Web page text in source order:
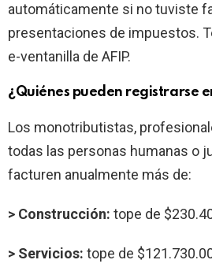
automáticamente si no tuviste
presentaciones de impuestos.
e-ventanilla de AFIP.
¿Quiénes pueden registrarse
Los monotributistas,
todas las personas humanas o
facturen anualmente más de:
> Construcción: tope de
> Servicios: tope de